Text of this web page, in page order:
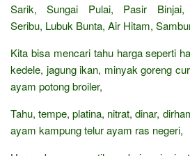
Sarik, Sungai Pulai, Pasir Binjai,
Seribu, Lubuk Bunta, Air Hitam,
Kita bisa mencari tahu harga seperti
kedele, jagung ikan, minyak goreng
ayam potong broiler,
Tahu, tempe, platina, nitrat, dinar,
ayam kampung telur ayam ras negeri,